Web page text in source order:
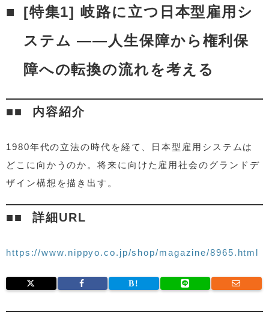
[特集1] 岐路に立つ日本型雇用シ
ステム ――人生保障から権利保
障への転換の流れを考える
内容紹介
1980年代の立法の時代を経て、日本型雇用システムは
どこに向かうのか。将来に向けた雇用社会のグランドデ
ザイン構想を描き出す。
詳細URL
https://www.nippyo.co.jp/shop/magazine/8965.html